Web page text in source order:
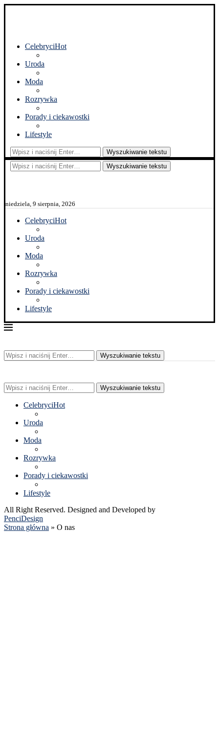
CelebryciHot
Uroda
Moda
Rozrywka
Porady i ciekawostki
Lifestyle
Wyszukiwanie tekstu
Wyszukiwanie tekstu
niedziela, 9 sierpnia, 2026
CelebryciHot
Uroda
Moda
Rozrywka
Porady i ciekawostki
Lifestyle
Wyszukiwanie tekstu
Wyszukiwanie tekstu
CelebryciHot
Uroda
Moda
Rozrywka
Porady i ciekawostki
Lifestyle
All Right Reserved. Designed and Developed by
PenciDesign
Strona główna » O nas